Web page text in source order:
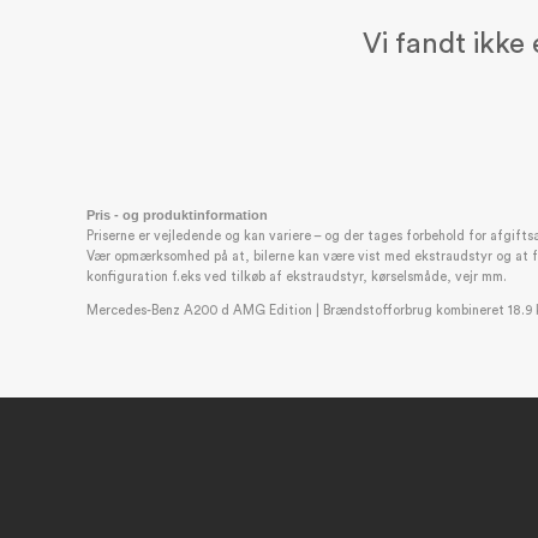
Active Parking Assist med PARKTRONIC
10,25" digitalt instrumentdisplay
Spejlpakke
Elektrisk sammenklappelige sidespejle
Sommerdæk (SA-R01)
Vi fandt ikke
Pris - og produktinformation
Priserne er vejledende og kan variere – og der tages forbehold for
Vær opmærksomhed på at, bilerne kan være vist med ekstraudstyr og
konfiguration f.eks ved tilkøb af ekstraudstyr, kørselsmåde, vejr mm.
Mercedes-Benz A200 d AMG Edition | Brændstofforbrug kombineret 18.9